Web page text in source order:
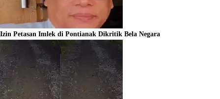
Izin Petasan Imlek di Pontianak Dikritik Bela Negara